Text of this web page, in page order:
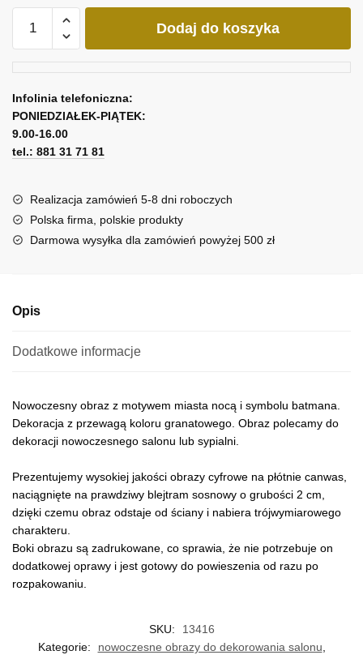
Obraz
znak
batmana
Dodaj do koszyka
Infolinia telefoniczna:
PONIEDZIAŁEK-PIĄTEK:
9.00-16.00
tel.: 881 31 71 81
Realizacja zamówień 5-8 dni roboczych
Polska firma, polskie produkty
Darmowa wysyłka dla zamówień powyżej 500 zł
Opis
Dodatkowe informacje
Nowoczesny obraz z motywem miasta nocą i symbolu batmana.
Dekoracja z przewagą koloru granatowego. Obraz polecamy do
dekoracji nowoczesnego salonu lub sypialni.
Prezentujemy wysokiej jakości obrazy cyfrowe na płótnie canwas,
naciągnięte na prawdziwy blejtram sosnowy o grubości 2 cm,
dzięki czemu obraz odstaje od ściany i nabiera trójwymiarowego
charakteru.
Boki obrazu są zadrukowane, co sprawia, że nie potrzebuje on
dodatkowej oprawy i jest gotowy do powieszenia od razu po
rozpakowaniu.
SKU:
13416
Kategorie:
nowoczesne obrazy do dekorowania salonu